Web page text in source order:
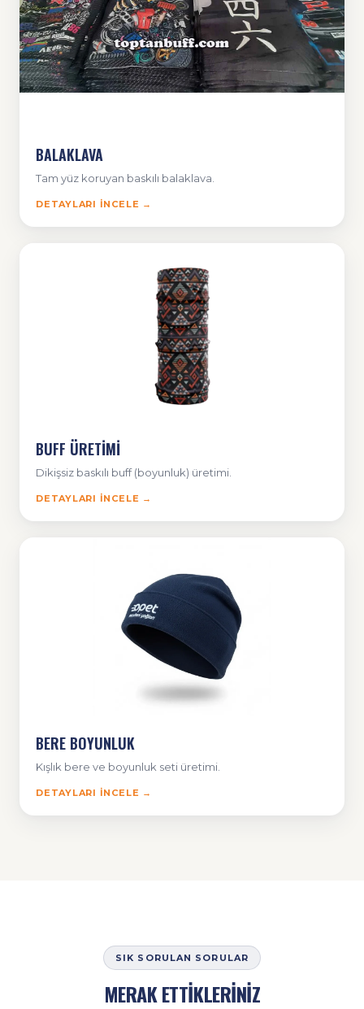
BALAKLAVA
Tam yüz koruyan baskılı balaklava.
DETAYLARI İNCELE →
BUFF ÜRETİMİ
Dikişsiz baskılı buff (boyunluk) üretimi.
DETAYLARI İNCELE →
BERE BOYUNLUK
Kışlık bere ve boyunluk seti üretimi.
DETAYLARI İNCELE →
SIK SORULAN SORULAR
MERAK ETTİKLERİNİZ